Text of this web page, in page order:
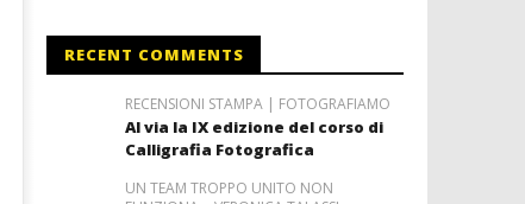
RECENT COMMENTS
RECENSIONI STAMPA | FOTOGRAFIAMO
Al via la IX edizione del corso di
Calligrafia Fotografica
UN TEAM TROPPO UNITO NON